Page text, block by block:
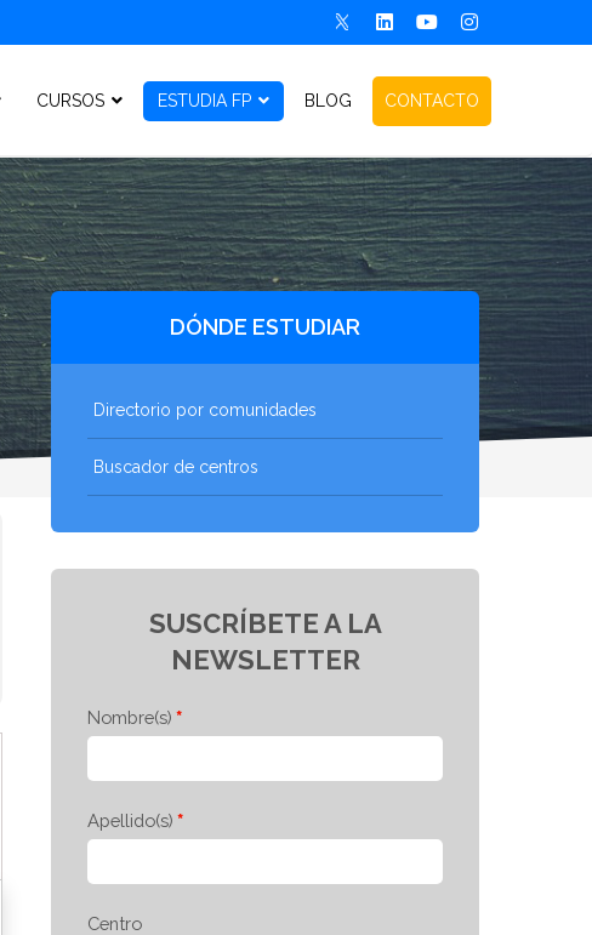
CURSOS ESTUDIA FP BLOG CONTACTO
DÓNDE ESTUDIAR
Directorio por comunidades
Buscador de centros
SUSCRÍBETE A LA
NEWSLETTER
Nombre(s)
Apellido(s)
Centro